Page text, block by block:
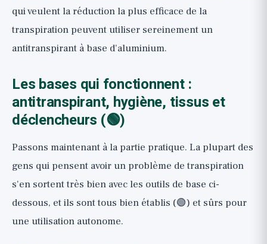
qui veulent la réduction la plus efficace de la
transpiration peuvent utiliser sereinement un
antitranspirant à base d'aluminium.
Les bases qui fonctionnent :
antitranspirant, hygiène, tissus et
déclencheurs (🟢)
Passons maintenant à la partie pratique. La plupart des
gens qui pensent avoir un problème de transpiration
s'en sortent très bien avec les outils de base ci-
dessous, et ils sont tous bien établis (🟢) et sûrs pour
une utilisation autonome.